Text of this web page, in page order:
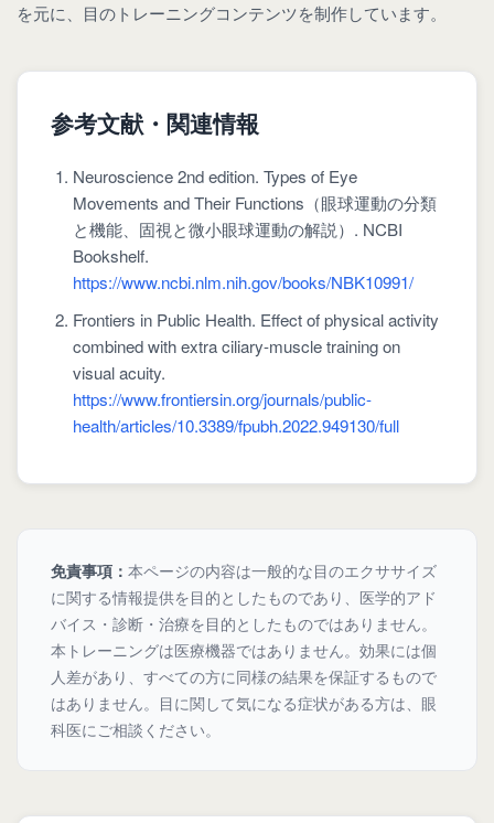
を元に、目のトレーニングコンテンツを制作しています。
参考文献・関連情報
Neuroscience 2nd edition. Types of Eye
Movements and Their Functions（眼球運動の分類
と機能、固視と微小眼球運動の解説）. NCBI
Bookshelf.
https://www.ncbi.nlm.nih.gov/books/NBK10991/
Frontiers in Public Health. Effect of physical activity
combined with extra ciliary-muscle training on
visual acuity.
https://www.frontiersin.org/journals/public-
health/articles/10.3389/fpubh.2022.949130/full
免責事項： 本ページの内容は一般的な目のエクササイズ
に関する情報提供を目的としたものであり、医学的アド
バイス・診断・治療を目的としたものではありません。
本トレーニングは医療機器ではありません。効果には個
人差があり、すべての方に同様の結果を保証するもので
はありません。目に関して気になる症状がある方は、眼
科医にご相談ください。